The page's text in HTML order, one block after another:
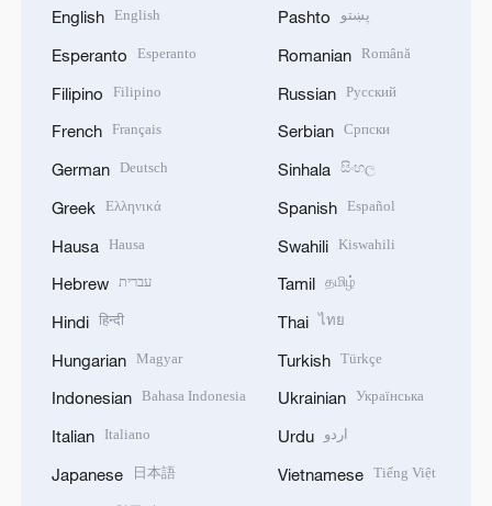
English English
Esperanto Esperanto
Filipino Filipino
French Français
German Deutsch
Greek Ελληνικά
Hausa Hausa
Hebrew עברית
Hindi हिन्दी
Hungarian Magyar
Indonesian Bahasa Indonesia
Italian Italiano
Japanese 日本語
Pashto پښتو
Romanian Română
Russian Русский
Serbian Српски
Sinhala සිංහල
Spanish Español
Swahili Kiswahili
Tamil தமிழ்
Thai ไทย
Turkish Türkçe
Ukrainian Українська
Urdu اردو
Vietnamese Tiếng Việt